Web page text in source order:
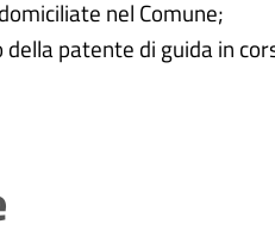
nel Comune;
della patente di guida in